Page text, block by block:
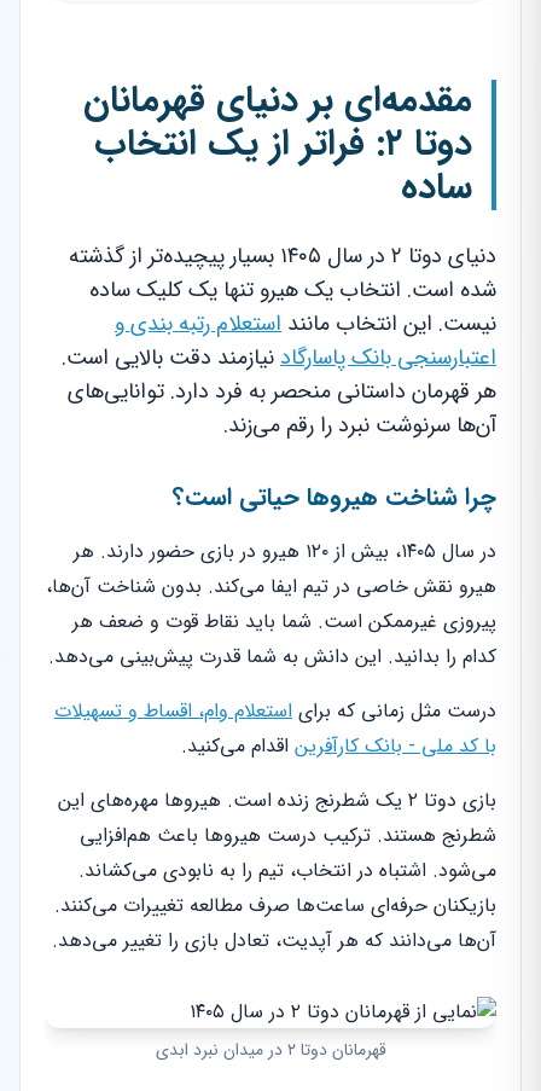
مقدمه‌ای بر دنیای قهرمانان
دوتا ۲: فراتر از یک انتخاب
ساده
دنیای دوتا ۲ در سال ۱۴۰۵ بسیار پیچیده‌تر از گذشته
شده است. انتخاب یک هیرو تنها یک کلیک ساده
نیست. این انتخاب مانند استعلام رتبه بندی و
اعتبارسنجی بانک پاسارگادنیازمند دقت بالایی است.
هر قهرمان داستانی منحصر به فرد دارد. توانایی‌های
آن‌ها سرنوشت نبرد را رقم می‌زند.
چرا شناخت هیروها حیاتی است؟
در سال ۱۴۰۵، بیش از ۱۲۰ هیرو در بازی حضور دارند. هر
هیرو نقش خاصی در تیم ایفا می‌کند. بدون شناخت آن‌ها،
پیروزی غیرممکن است. شما باید نقاط قوت و ضعف هر
کدام را بدانید. این دانش به شما قدرت پیش‌بینی می‌دهد.
درست مثل زمانی که برای استعلام وام، اقساط و تسهیلات
با کد ملی - بانک کارآفرین اقدام می‌کنید.
بازی دوتا ۲ یک شطرنج زنده است. هیروها مهره‌های این
شطرنج هستند. ترکیب درست هیروها باعث هم‌افزایی
می‌شود. اشتباه در انتخاب، تیم را به نابودی می‌کشاند.
بازیکنان حرفه‌ای ساعت‌ها صرف مطالعه تغییرات می‌کنند.
آن‌ها می‌دانند که هر آپدیت، تعادل بازی را تغییر می‌دهد.
قهرمانان دوتا ۲ در میدان نبرد ابدی